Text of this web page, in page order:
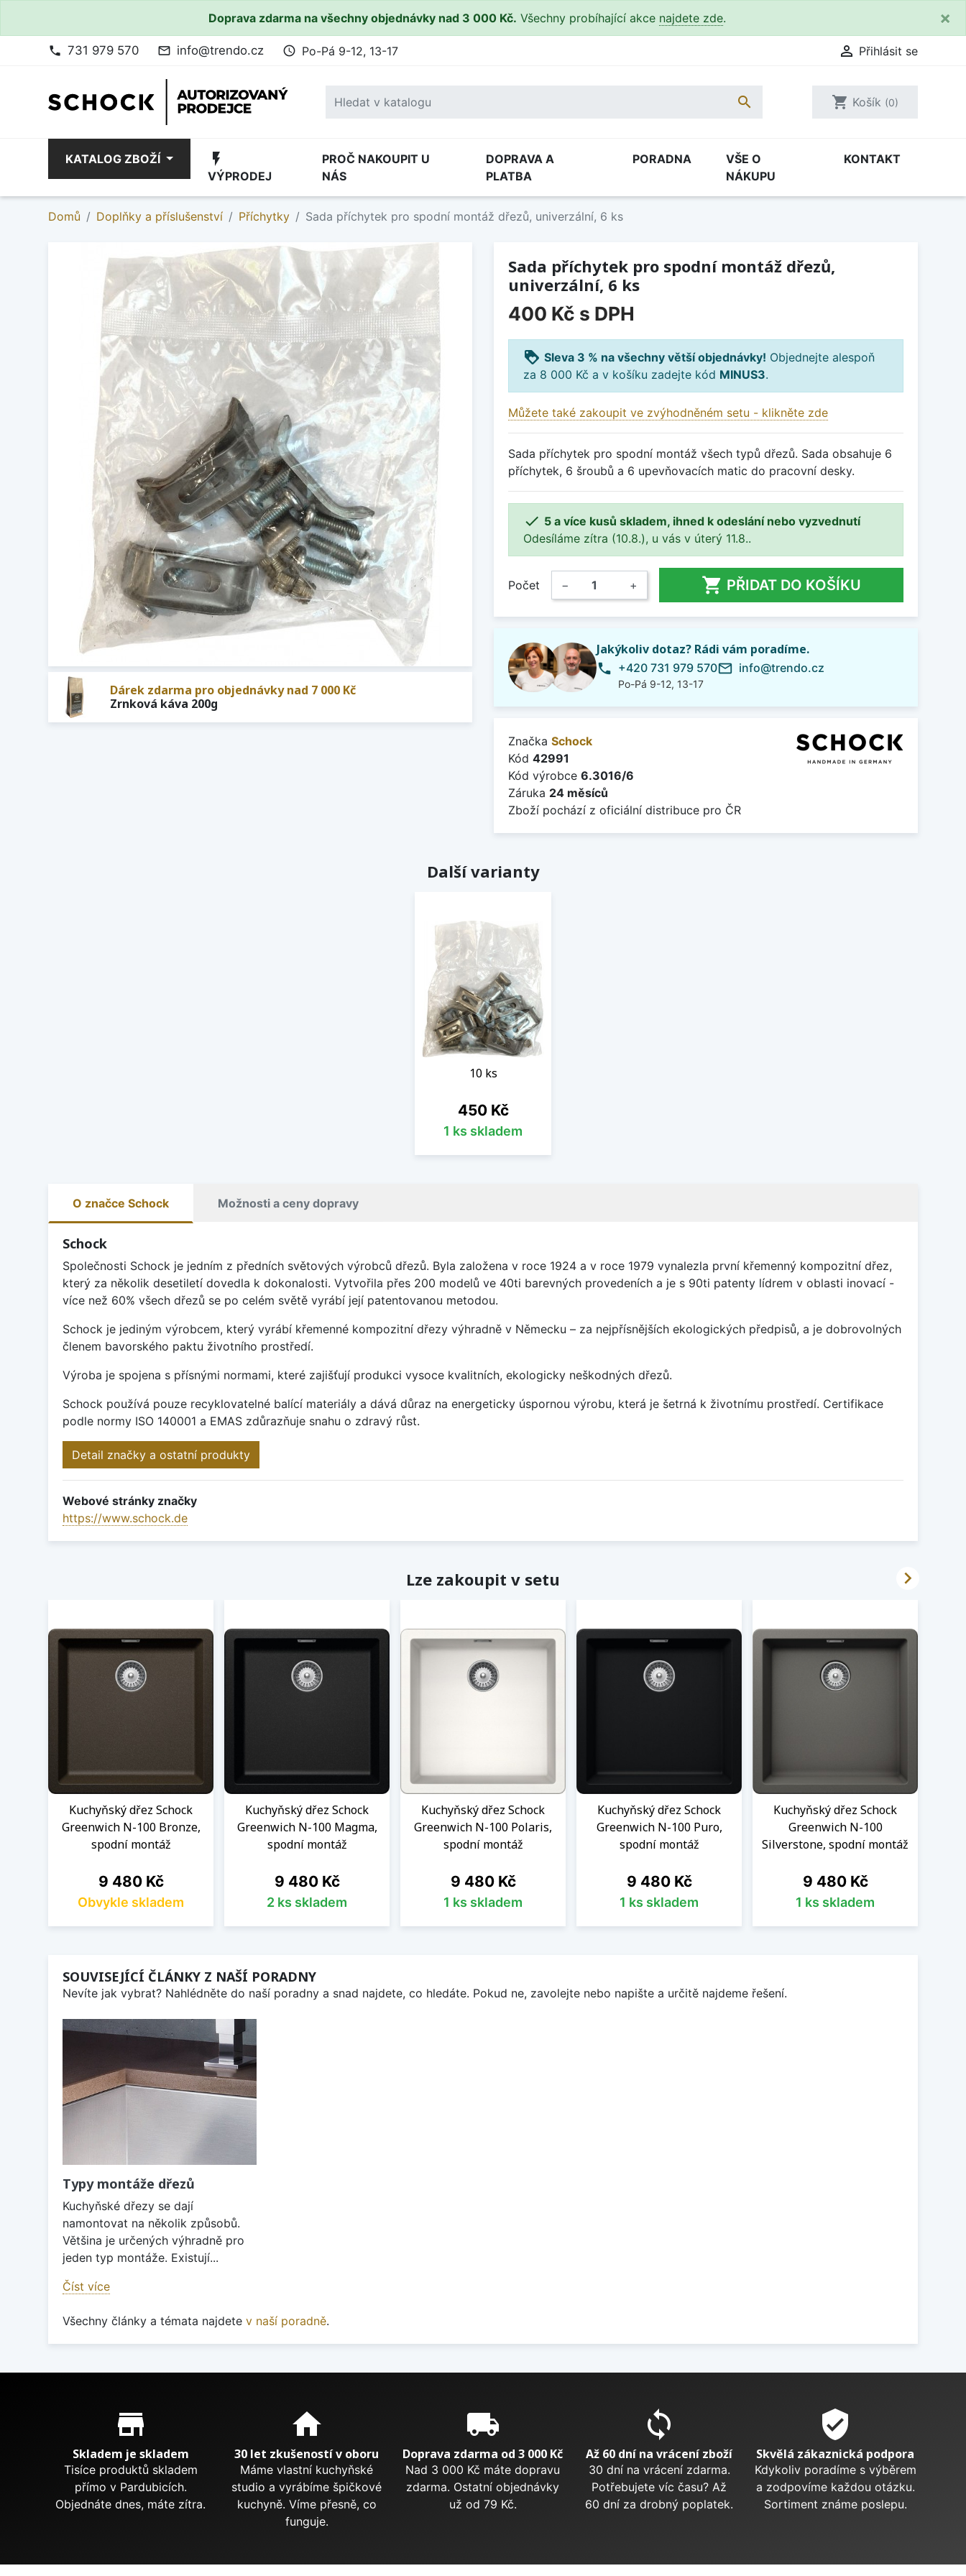
Doprava zdarma na všechny objednávky nad 3 000 Kč. Všechny probíhající akce najdete zde. ×
phone 731 979 570 mail_outline info@trendo.cz access_time Po-Pá 9-12, 13-17  Přihlásit se
 shopping_cart Košík (0)
KATALOG ZBOŽÍ flash_on
VÝPRODEJ
PROČ NAKOUPIT U
NÁS
DOPRAVA A
PLATBA
PORADNA
VŠE O
NÁKUPU
KONTAKT
Domů Doplňky a příslušenství Příchytky Sada příchytek pro spodní montáž dřezů, univerzální, 6 ks
Dárek zdarma pro objednávky nad 7 000 Kč
Zrnková káva 200g
Sada příchytek pro spodní montáž dřezů,
univerzální, 6 ks
400 Kč s DPH
loyalty Sleva 3 % na všechny větší objednávky! Objednejte alespoň
za 8 000 Kč a v košíku zadejte kód MINUS3.
Můžete také zakoupit ve zvýhodněném setu - klikněte zde
Sada příchytek pro spodní montáž všech typů dřezů. Sada obsahuje 6
příchytek, 6 šroubů a 6 upevňovacích matic do pracovní desky.
 5 a více kusů skladem, ihned k odeslání nebo vyzvednutí
Odesíláme zítra (10.8.), u vás v úterý 11.8..
Počet − +  PŘIDAT DO KOŠÍKU
Jakýkoliv dotaz? Rádi vám poradíme.
phone +420 731 979 570
Po-Pá 9-12, 13-17
mail_outline info@trendo.cz
Značka Schock
Kód 42991
Kód výrobce 6.3016/6
Záruka 24 měsíců
Zboží pochází z oficiální distribuce pro ČR
Další varianty
10 ks
Cena
450 Kč
1 ks skladem
O značce Schock Možnosti a ceny dopravy
Schock
Společnosti Schock je jedním z předních světových výrobců dřezů. Byla založena v roce 1924 a v roce 1979 vynalezla první křemenný kompozitní dřez,
který za několik desetiletí dovedla k dokonalosti. Vytvořila přes 200 modelů ve 40ti barevných provedeních a je s 90ti patenty lídrem v oblasti inovací -
více než 60% všech dřezů se po celém světě vyrábí její patentovanou metodou.
Schock je jediným výrobcem, který vyrábí křemenné kompozitní dřezy výhradně v Německu – za nejpřísnějších ekologických předpisů, a je dobrovolných
členem bavorského paktu životního prostředí.
Výroba je spojena s přísnými normami, které zajišťují produkci vysoce kvalitních, ekologicky neškodných dřezů.
Schock používá pouze recyklovatelné balící materiály a dává důraz na energeticky úspornou výrobu, která je šetrná k životnímu prostředí. Certifikace
podle normy ISO 140001 a EMAS zdůrazňuje snahu o zdravý růst.
Detail značky a ostatní produkty
Webové stránky značky
https://www.schock.de
Lze zakoupit v setu
Kuchyňský dřez Schock
Greenwich N-100 Bronze,
spodní montáž
Cena
9 480 Kč
Obvykle skladem
Kuchyňský dřez Schock
Greenwich N-100 Magma,
spodní montáž
Cena
9 480 Kč
2 ks skladem
Kuchyňský dřez Schock
Greenwich N-100 Polaris,
spodní montáž
Cena
9 480 Kč
1 ks skladem
Kuchyňský dřez Schock
Greenwich N-100 Puro,
spodní montáž
Cena
9 480 Kč
1 ks skladem
Kuchyňský dřez Schock
Greenwich N-100
Silverstone, spodní montáž
Cena
9 480 Kč
1 ks skladem

SOUVISEJÍCÍ ČLÁNKY Z NAŠÍ PORADNY
Nevíte jak vybrat? Nahlédněte do naší poradny a snad najdete, co hledáte. Pokud ne, zavolejte nebo napište a určitě najdeme řešení.
Typy montáže dřezů
Kuchyňské dřezy se dají
namontovat na několik způsobů.
Většina je určených výhradně pro
jeden typ montáže. Existují...
Číst více
Všechny články a témata najdete v naší poradně.
Proč nakupovat u nás?
store_mall_directory
Skladem je skladem
Tisíce produktů skladem
přímo v Pardubicích.
Objednáte dnes, máte zítra.
home
30 let zkušeností v oboru
Máme vlastní kuchyňské
studio a vyrábíme špičkové
kuchyně. Víme přesně, co
funguje.
local_shipping
Doprava zdarma od 3 000 Kč
Nad 3 000 Kč máte dopravu
zdarma. Ostatní objednávky
už od 79 Kč.
sync
Až 60 dní na vrácení zboží
30 dní na vrácení zdarma.
Potřebujete víc času? Až
60 dní za drobný poplatek.
verified_user
Skvělá zákaznická podpora
Kdykoliv poradíme s výběrem
a zodpovíme každou otázku.
Sortiment známe poslepu.